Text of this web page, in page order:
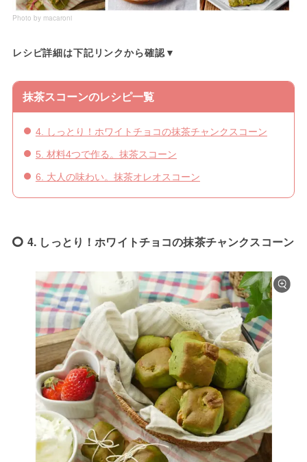
Photo by macaroni
レシピ詳細は下記リンクから確認▼
抹茶スコーンのレシピ一覧
4. しっとり！ホワイトチョコの抹茶チャンクスコーン
5. 材料4つで作る。抹茶スコーン
6. 大人の味わい。抹茶オレオスコーン
4. しっとり！ホワイトチョコの抹茶チャンクスコーン